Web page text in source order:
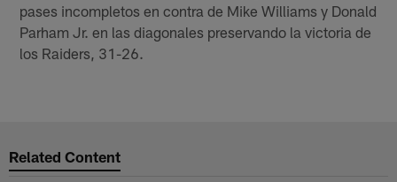
pases incompletos en contra de Mike Williams y Donald
Parham Jr. en las diagonales preservando la victoria de
los Raiders, 31-26.
Related Content